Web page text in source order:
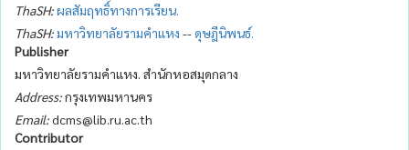
ThaSH:ผลสัมฤทธิ์ทางการเรียน.
ThaSH:มหาวิทยาลัยรามคำแหง --ดุษฎีนิพนธ์.
Publisher
มหาวิทยาลัยรามคำแหง. สำนักหอสมุดกลาง
Address:กรุงเทพมหานคร
Email:dcms@lib.ru.ac.th
Contributor